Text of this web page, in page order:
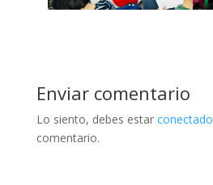
Enviar comentario
Lo siento, debes estar conectado
comentario.